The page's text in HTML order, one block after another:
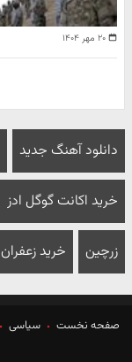
۲۰ مهر ۱۴۰۴
دانلود آهنگ جدید
خرید اکانت گوگل ادز
زرچین خرید زعفران
صفحه نخست سیاسی